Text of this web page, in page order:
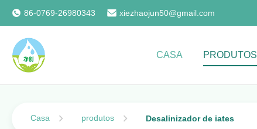
86-0769-26980343 xiezhaojun50@gmail.com
CASA PRODUTOS
Casa produtos Desalinizador de iates